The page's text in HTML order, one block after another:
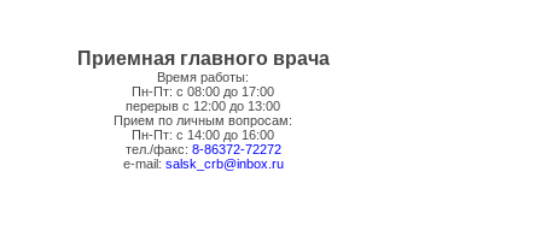
Приемная главного врача
Время работы:
Пн-Пт: с 08:00 до 17:00
перерыв с 12:00 до 13:00
Прием по личным вопросам:
Пн-Пт: с 14:00 до 16:00
тел./факс: 8-86372-72272
e-mail: salsk_crb@inbox.ru